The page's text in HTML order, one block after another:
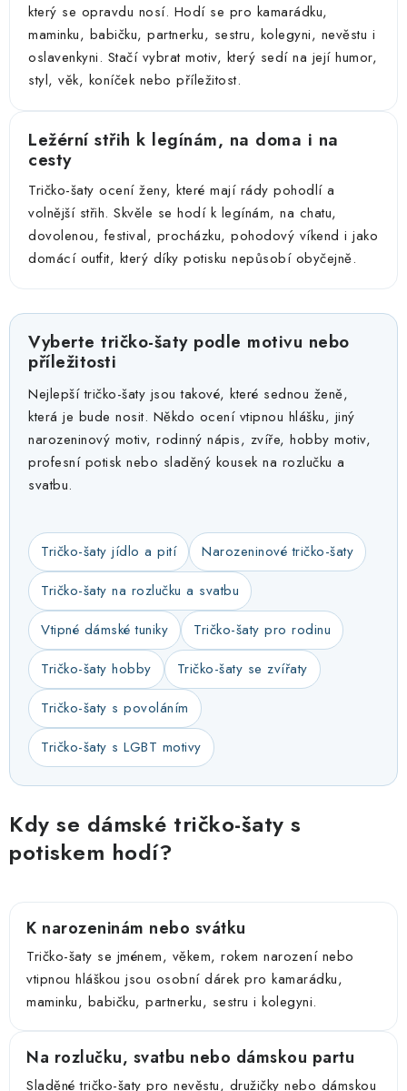
který se opravdu nosí. Hodí se pro kamarádku,
maminku, babičku, partnerku, sestru, kolegyni, nevěstu i
oslavenkyni. Stačí vybrat motiv, který sedí na její humor,
styl, věk, koníček nebo příležitost.
Ležérní střih k legínám, na doma i na
cesty
Tričko-šaty ocení ženy, které mají rády pohodlí a
volnější střih. Skvěle se hodí k legínám, na chatu,
dovolenou, festival, procházku, pohodový víkend i jako
domácí outfit, který díky potisku nepůsobí obyčejně.
Vyberte tričko-šaty podle motivu nebo
příležitosti
Nejlepší tričko-šaty jsou takové, které sednou ženě,
která je bude nosit. Někdo ocení vtipnou hlášku, jiný
narozeninový motiv, rodinný nápis, zvíře, hobby motiv,
profesní potisk nebo sladěný kousek na rozlučku a
svatbu.
Tričko-šaty jídlo a pití
Narozeninové tričko-šaty
Tričko-šaty na rozlučku a svatbu
Vtipné dámské tuniky
Tričko-šaty pro rodinu
Tričko-šaty hobby
Tričko-šaty se zvířaty
Tričko-šaty s povoláním
Tričko-šaty s LGBT motivy
Kdy se dámské tričko-šaty s
potiskem hodí?
K narozeninám nebo svátku
Tričko-šaty se jménem, věkem, rokem narození nebo
vtipnou hláškou jsou osobní dárek pro kamarádku,
maminku, babičku, partnerku, sestru i kolegyni.
Na rozlučku, svatbu nebo dámskou partu
Sladěné tričko-šaty pro nevěstu, družičky nebo dámskou